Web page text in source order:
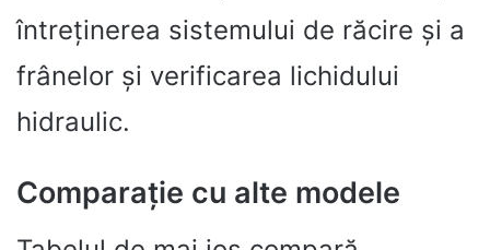
întreținerea sistemului de răcire și a
frânelor și verificarea lichidului
hidraulic.
Comparație cu alte modele